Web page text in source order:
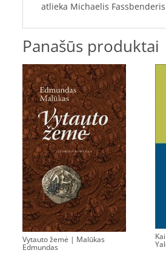
atlieka Michaelis
Panašūs produktai
Vytauto žemė | Malūkas
Edmundas